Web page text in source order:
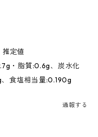
推定値
・脂質:0.6g、炭水化
食塩相当量:0.190g
通報する